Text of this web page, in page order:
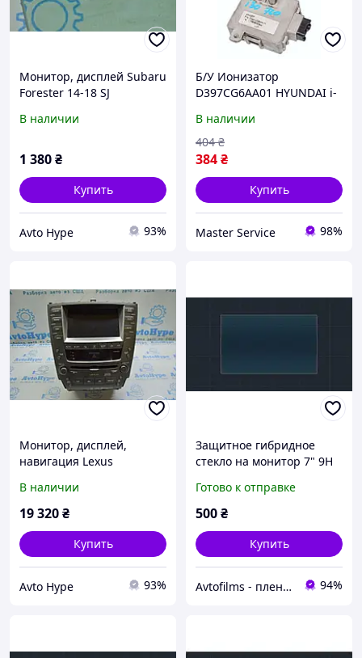
Монитор, дисплей Subaru
Forester 14-18 SJ
В наличии
1 380₴
Купить
Avto Hype 93%
Б/У Ионизатор
D397CG6AA01 HYUNDAI i-
(D397CG6AA01,
971553F000)
В наличии
384₴
404 ₴
Купить
Master Service 98%
Монитор, дисплей,
навигация Lexus
(01) без упр аудио
В наличии
19 320₴
Купить
Avto Hype 93%
Защитное гибридное
стекло на монитор 7" 9H
2019
Готово к отправке
500₴
Купить
Avtofilms - пленка на авто 94%